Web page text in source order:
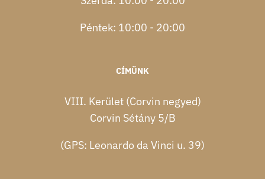
Péntek: 10:00 - 20:00
CÍMÜNK
VIII. Kerület (Corvin negyed)
Corvin Sétány 5/B
(GPS: Leonardo da Vinci u. 39)